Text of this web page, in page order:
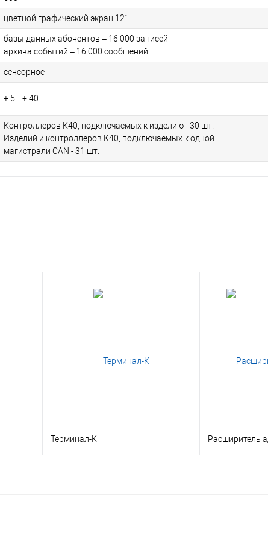
цветной графический экран 12´
базы данных абонентов – 16 000 записей
архива событий – 16 000 сообщений
сенсорное
+ 5... + 40
Контроллеров К40, подключаемых к изделию - 30 шт.
Изделий и контроллеров К40, подключаемых к одной
магистрали СAN - 31 шт.
Терминал-К Расширитель